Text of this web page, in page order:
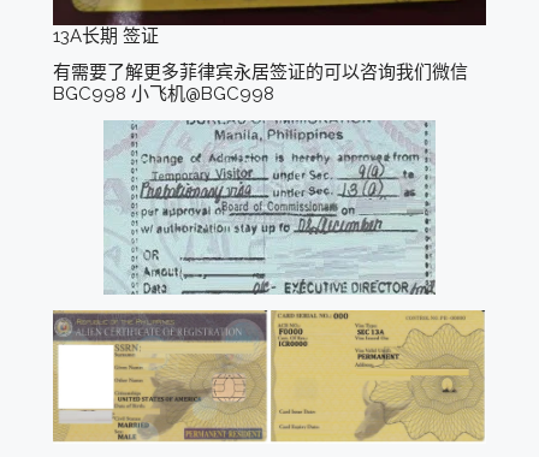
13A长期 签证
有需要了解更多菲律宾永居签证的可以咨询我们微信
BGC998 小飞机@BGC998